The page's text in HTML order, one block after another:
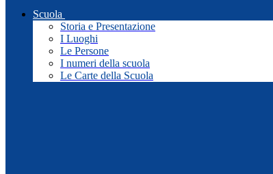
Scuola
Storia e Presentazione
I Luoghi
Le Persone
I numeri della scuola
Le Carte della Scuola